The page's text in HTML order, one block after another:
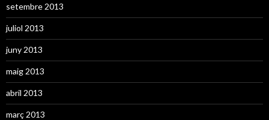
setembre 2013
juliol 2013
juny 2013
maig 2013
abril 2013
març 2013